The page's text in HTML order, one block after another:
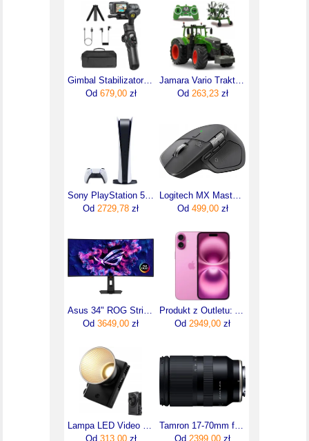
Gimbal Stabilizator WiFi do GoPro HERO 13 12 11 10 9 8 MAX / Aochuan / SMART G1
Od 679,00zł
Od 263,23zł
Od 2729,78 zł
Od 499,00zł
Od 3649,00 zł
Od 2949,00 zł
Od 313,00zł
Od 2399,00 zł